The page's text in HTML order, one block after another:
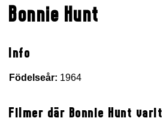
Bonnie Hunt
Info
Födelseår: 1964
Filmer där Bonnie Hunt